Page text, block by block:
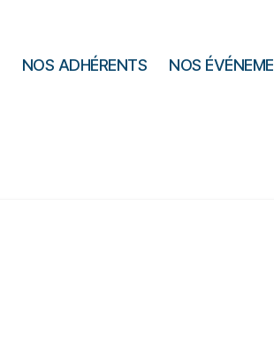
NOS ADHÉRENTS NOS